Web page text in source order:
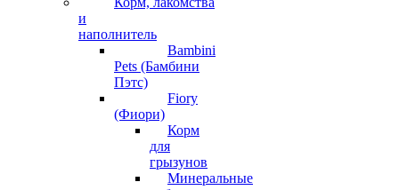
и
наполнитель
Bambini
Pets (Бамбини
Пэтс)
Fiory
(Фиори)
Корм
для
грызунов
Минеральные